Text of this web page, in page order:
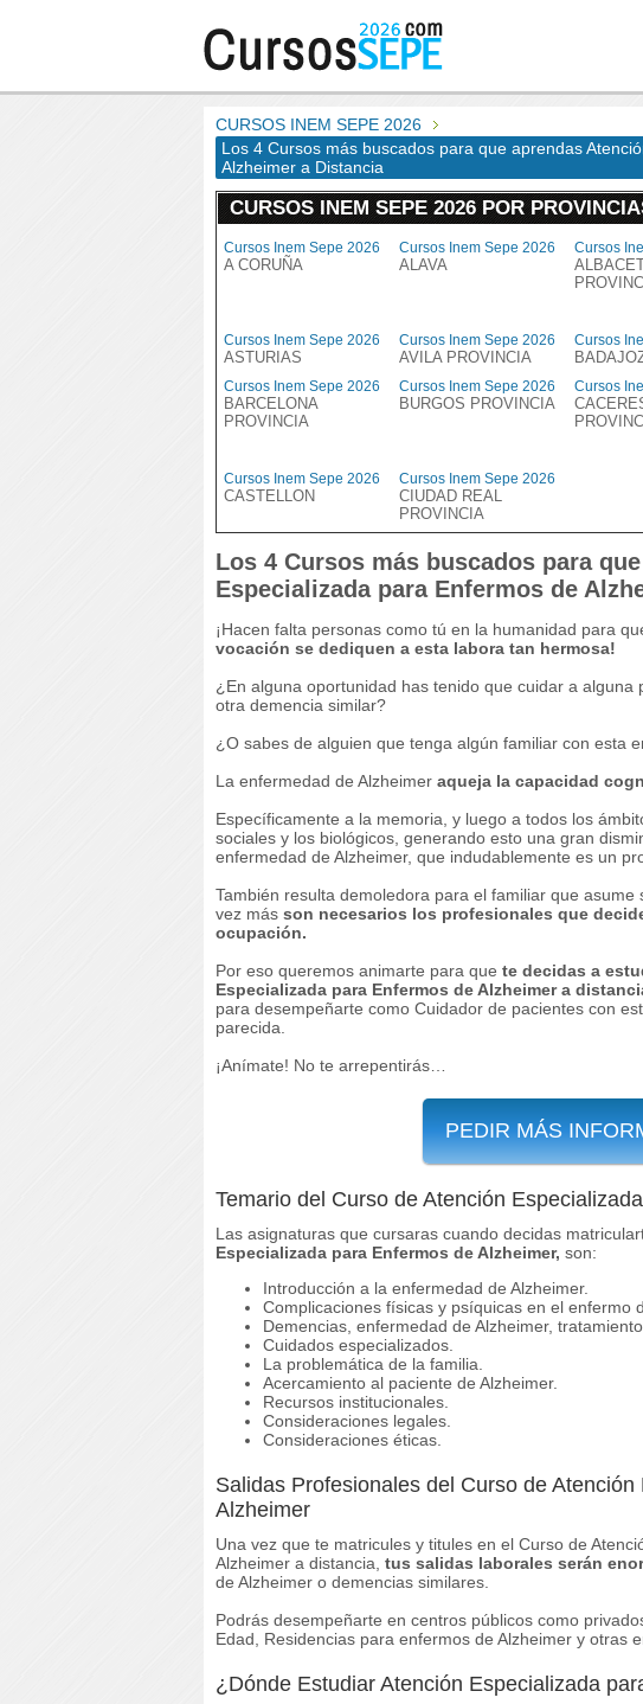
CURSOS INEM SEPE 2026
Los 4 Cursos más buscados para que aprendas
Alzheimer a Distancia
CURSOS INEM SEPE 2026 POR
Cursos Inem Sepe 2026
A CORUÑA
Cursos Inem Sepe 2026
ALAVA
Cursos
Cursos Inem Sepe 2026
ASTURIAS
Cursos Inem Sepe 2026
AVILA PROVINCIA
Cursos
Cursos Inem Sepe 2026
BARCELONA
PROVINCIA
Cursos Inem Sepe 2026
BURGOS PROVINCIA
Cursos
Cursos Inem Sepe 2026
CASTELLON
Cursos Inem Sepe 2026
CIUDAD REAL
PROVINCIA
Los 4 Cursos más buscados para
Especializada para Enfermos de
¡Hacen falta personas como tú en la humanidad para
vocación se dediquen a esta labora tan hermosa!
¿En alguna oportunidad has tenido que cuidar a alguna
otra demencia similar?
¿O sabes de alguien que tenga algún familiar con esta
La enfermedad de Alzheimer aqueja la capacidad
Específicamente a la memoria, y luego a todos los
sociales y los biológicos, generando esto una gran
enfermedad de Alzheimer, que indudablemente es un
También resulta demoledora para el familiar que
vez más son necesarios los profesionales que
ocupación.
Por eso queremos animarte para que te decidas a
Especializada para Enfermos de Alzheimer a
para desempeñarte como Cuidador de pacientes con
parecida.
¡Anímate! No te arrepentirás…
PEDIR MÁS
Temario del Curso de Atención
Las asignaturas que cursaras cuando decidas
Especializada para Enfermos de Alzheimer, son:
Introducción a la enfermedad de Alzheimer.
Complicaciones físicas y psíquicas en el enfermo
Demencias, enfermedad de Alzheimer,
Cuidados especializados.
La problemática de la familia.
Acercamiento al paciente de Alzheimer.
Recursos institucionales.
Consideraciones legales.
Consideraciones éticas.
Salidas Profesionales del Curso de
Alzheimer
Una vez que te matricules y titules en el Curso de
Alzheimer a distancia, tus salidas laborales serán
de Alzheimer o demencias similares.
Podrás desempeñarte en centros públicos como
Edad, Residencias para enfermos de Alzheimer y otras
¿Dónde Estudiar Atención Especializada